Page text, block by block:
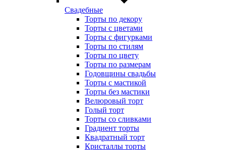
Свадебные
Торты по декору
Торты с цветами
Торты с фигурками
Торты по стилям
Торты по цвету
Торты по размерам
Годовщины свадьбы
Торты с мастикой
Торты без мастики
Велюровый торт
Голый торт
Торты со сливками
Градиент торты
Квадратный торт
Кристаллы торты